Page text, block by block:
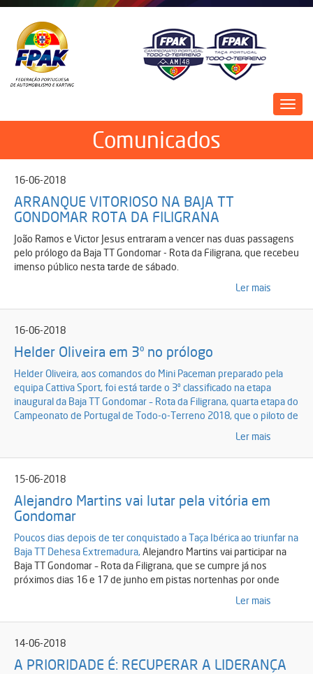
conteúdo
principal
Comunicados
16-06-2018
ARRANQUE VITORIOSO NA BAJA TT
GONDOMAR ROTA DA FILIGRANA
João Ramos e Victor Jesus entraram a vencer nas duas passagens
pelo prólogo da Baja TT Gondomar - Rota da Filigrana, que recebeu
imenso público nesta tarde de sábado.
Ler mais
16-06-2018
Helder Oliveira em 3º no prólogo
Helder Oliveira, aos comandos do Mini Paceman preparado pela
equipa Cattiva Sport, foi está tarde o 3º classificado na etapa
inaugural da Baja TT Gondomar – Rota da Filigrana, quarta etapa do
Campeonato de Portugal de Todo-o-Terreno 2018, que o piloto de
Ler mais
15-06-2018
Alejandro Martins vai lutar pela vitória em
Gondomar
Poucos dias depois de ter conquistado a Taça Ibérica ao triunfar na
Baja TT Dehesa Extremadura,Alejandro Martins vai participar na
Baja TT Gondomar – Rota da Filigrana, que se cumpre já nos
próximos dias 16 e 17 de junho em pistas nortenhas por onde
Ler mais
14-06-2018
A PRIORIDADE É: RECUPERAR A LIDERANÇA